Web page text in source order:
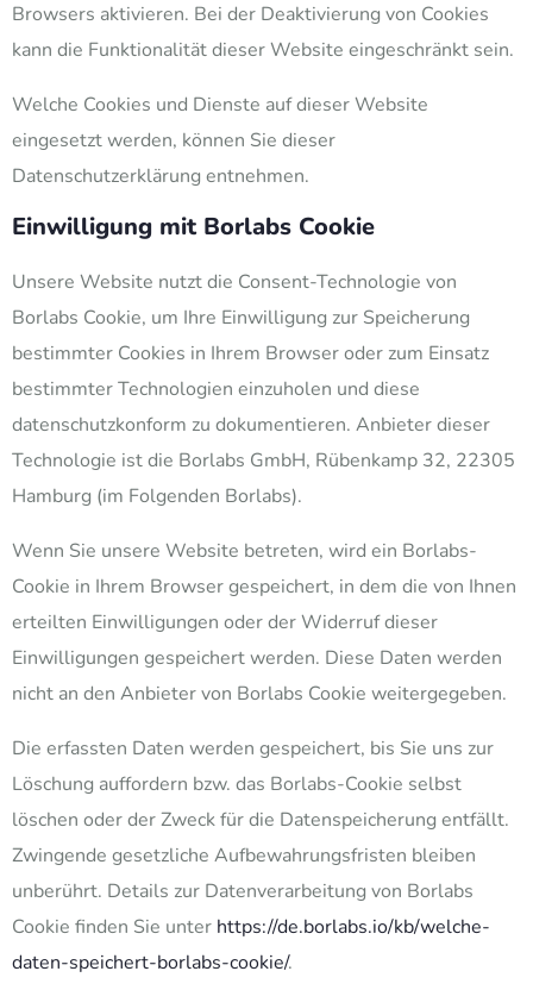
Browsers aktivieren. Bei der Deaktivierung von Cookies
kann die Funktionalität dieser Website eingeschränkt sein.
Welche Cookies und Dienste auf dieser Website
eingesetzt werden, können Sie dieser
Datenschutzerklärung entnehmen.
Einwilligung mit Borlabs Cookie
Unsere Website nutzt die Consent-Technologie von
Borlabs Cookie, um Ihre Einwilligung zur Speicherung
bestimmter Cookies in Ihrem Browser oder zum Einsatz
bestimmter Technologien einzuholen und diese
datenschutzkonform zu dokumentieren. Anbieter dieser
Technologie ist die Borlabs GmbH, Rübenkamp 32, 22305
Hamburg (im Folgenden Borlabs).
Wenn Sie unsere Website betreten, wird ein Borlabs-
Cookie in Ihrem Browser gespeichert, in dem die von Ihnen
erteilten Einwilligungen oder der Widerruf dieser
Einwilligungen gespeichert werden. Diese Daten werden
nicht an den Anbieter von Borlabs Cookie weitergegeben.
Die erfassten Daten werden gespeichert, bis Sie uns zur
Löschung auffordern bzw. das Borlabs-Cookie selbst
löschen oder der Zweck für die Datenspeicherung entfällt.
Zwingende gesetzliche Aufbewahrungsfristen bleiben
unberührt. Details zur Datenverarbeitung von Borlabs
Cookie finden Sie unter https://de.borlabs.io/kb/welche-
daten-speichert-borlabs-cookie/.